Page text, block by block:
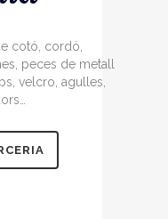
cotó, cordó,
peces de metall
velcro, agulles,